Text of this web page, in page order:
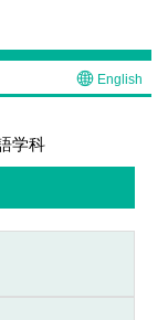
English
学科